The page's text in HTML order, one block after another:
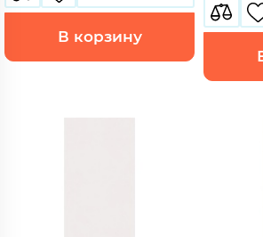
В корзину